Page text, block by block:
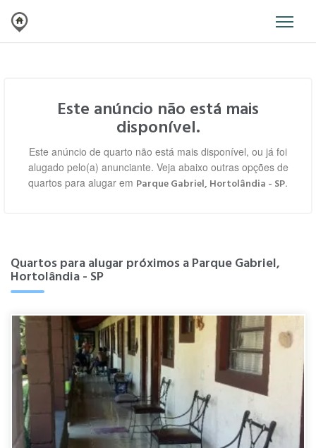
Este anúncio não está mais
disponível.
Este anúncio de quarto não está mais disponível, ou já foi
alugado pelo(a) anunciante. Veja abaixo outras opções de
quartos para alugar em Parque Gabriel, Hortolândia - SP.
Quartos para alugar próximos a Parque Gabriel,
Hortolândia - SP